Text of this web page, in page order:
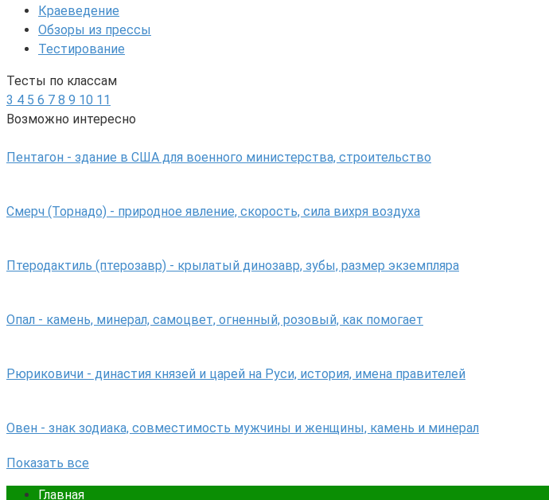
Краеведение
Обзоры из прессы
Тестирование
Тесты по классам
3 4 5 6 7 8 9 10 11
Возможно интересно
Пентагон - здание в США для военного министерства, строительство
Смерч (Торнадо) - природное явление, скорость, сила вихря воздуха
Птеродактиль (птерозавр) - крылатый динозавр, зубы, размер экземпляра
Опал - камень, минерал, самоцвет, огненный, розовый, как помогает
Рюриковичи - династия князей и царей на Руси, история, имена правителей
Овен - знак зодиака, совместимость мужчины и женщины, камень и минерал
Показать все
Главная